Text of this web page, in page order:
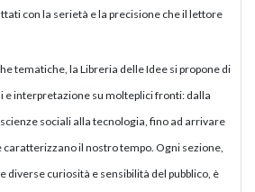
con la serietà e la precisione che il lettore
tematiche, la Libreria delle Idee si propone di
e interpretazione su molteplici fronti: dalla
sociali alla tecnologia, fino ad arrivare
il nostro tempo. Ogni sezione,
diverse curiosità e sensibilità del pubblico, è